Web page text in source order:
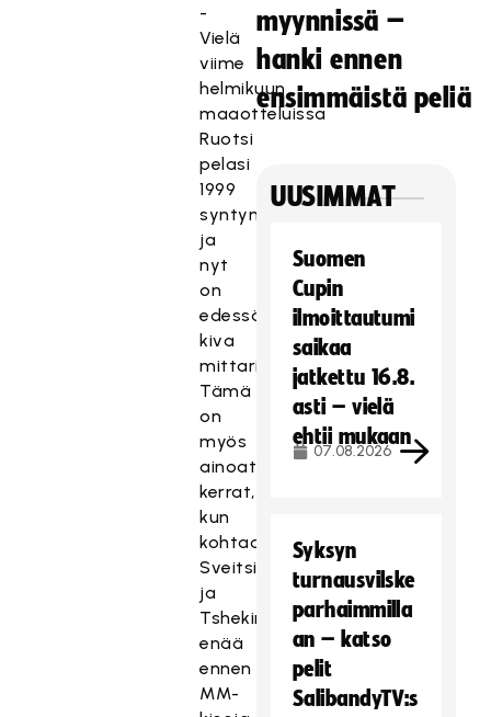
-
Vielä
viime
helmikuun
maaotteluissa
Ruotsi
pelasi
1999
syntyneillä,
ja
nyt
on
edessä
kiva
mittari.
Tämä
on
myös
ainoat
kerrat,
kun
kohtaamme
Sveitsin
ja
Tshekin
enää
ennen
MM-
myynnissä –
hanki ennen
ensimmäistä peliä
UUSIMMAT
Suomen
Cupin
ilmoittautumi
saikaa
jatkettu 16.8.
asti – vielä
ehtii mukaan
07.08.2026
Syksyn
turnausvilske
parhaimmilla
an – katso
pelit
SalibandyTV:s